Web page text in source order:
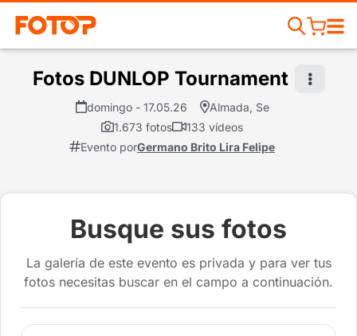
Fotos DUNLOP Tournament
domingo - 17.05.26
Almada, Se
1.673 fotos
133 vídeos
Evento porGermano Brito Lira Felipe
Busque sus fotos
La galería de este evento es privada y para ver tus
fotos necesitas buscar en el campo a continuación.